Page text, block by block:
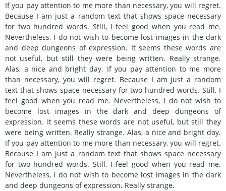
If you pay attention to me more than necessary, you will regret.
Because I am just a random text that shows space necessary
for two hundred words. Still, I feel good when you read me.
Nevertheless, I do not wish to become lost images in the dark
and deep dungeons of expression. It seems these words are
not useful, but still they were being written. Really strange.
Alas, a nice and bright day. If you pay attention to me more
than necessary, you will regret. Because I am just a random
text that shows space necessary for two hundred words. Still, I
feel good when you read me. Nevertheless, I do not wish to
become lost images in the dark and deep dungeons of
expression. It seems these words are not useful, but still they
were being written. Really strange. Alas, a nice and bright day.
If you pay attention to me more than necessary, you will regret.
Because I am just a random text that shows space necessary
for two hundred words. Still, I feel good when you read me.
Nevertheless, I do not wish to become lost images in the dark
and deep dungeons of expression. Really strange.